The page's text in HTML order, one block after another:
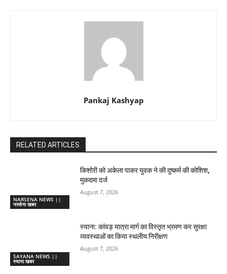
Pankaj Kashyap
RELATED ARTICLES
NARSENA NEWS ||
नरसेना खबर
किशोरी को अकेला पाकर युवक ने की दुष्कर्म की कोशिश,
मुकदमा दर्ज
August 7, 2026
SAYANA NEWS ||
स्याना खबर
स्याना: कांवड़ यात्रा मार्ग का विस्तृत भ्रमण कर सुरक्षा
व्यवस्थाओं का किया स्थलीय निरीक्षण
August 7, 2026